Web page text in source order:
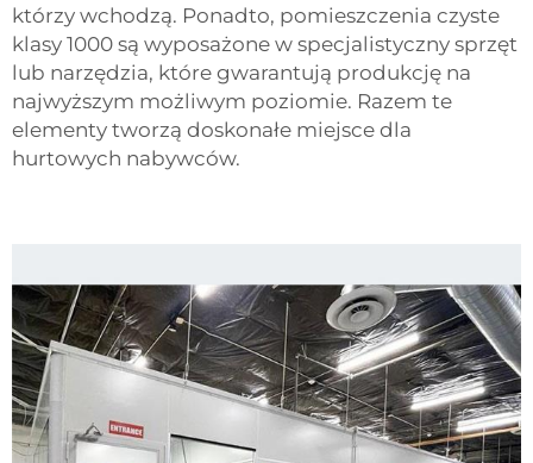
którzy wchodzą. Ponadto, pomieszczenia czyste
klasy 1000 są wyposażone w specjalistyczny sprzęt
lub narzędzia, które gwarantują produkcję na
najwyższym możliwym poziomie. Razem te
elementy tworzą doskonałe miejsce dla
hurtowych nabywców.